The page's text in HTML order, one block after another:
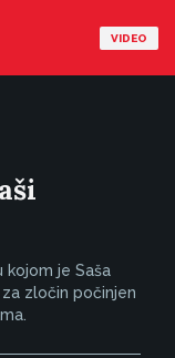
VIDEO
je Saša
zločin počinjen